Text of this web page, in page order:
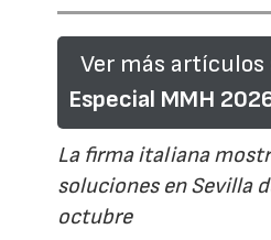
Ver más artículos
Especial MMH
La firma italiana
soluciones en Sevilla
octubre